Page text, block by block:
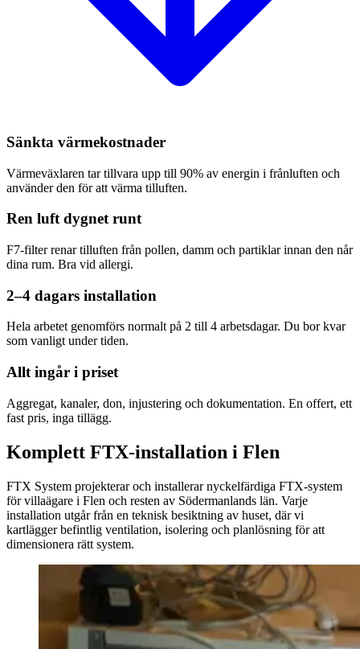
Sänkta värmekostnader
Värmeväxlaren tar tillvara upp till 90% av energin i frånluften och
använder den för att värma tilluften.
Ren luft dygnet runt
F7-filter renar tilluften från pollen, damm och partiklar innan den når
dina rum. Bra vid allergi.
2–4 dagars installation
Hela arbetet genomförs normalt på 2 till 4 arbetsdagar. Du bor kvar
som vanligt under tiden.
Allt ingår i priset
Aggregat, kanaler, don, injustering och dokumentation. En offert, ett
fast pris, inga tillägg.
Komplett FTX-installation i Flen
FTX System projekterar och installerar nyckelfärdiga FTX-system
för villaägare i Flen och resten av Södermanlands län. Varje
installation utgår från en teknisk besiktning av huset, där vi
kartlägger befintlig ventilation, isolering och planlösning för att
dimensionera rätt system.